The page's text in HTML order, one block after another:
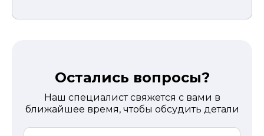
Остались вопросы?
Наш специалист свяжется с вами в
ближайшее время, чтобы обсудить детали